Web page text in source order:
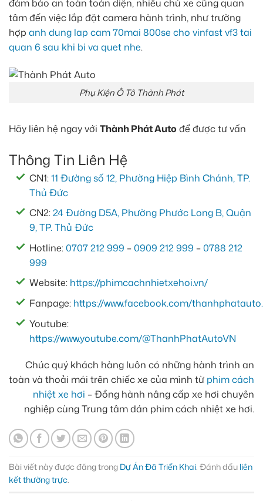
đảm bảo an toàn toàn diện, nhiều chủ xe cũng quan
tâm đến việc lắp đặt camera hành trình, như trường
hợp anh dung lap cam 70mai 800se cho vinfast vf3 tai
quan 6 sau khi bi va quet nhe.
Phụ Kiện Ô Tô Thành Phát
Hãy liên hệ ngay với Thành Phát Auto để được tư vấn
Thông Tin Liên Hệ
CN1:11 Đường số 12, Phường Hiệp Bình Chánh, TP.
Thủ Đức
CN2:24 Đường D5A, Phường Phước Long B, Quận
9, TP. Thủ Đức
Hotline:0707 212 999 –0909 212 999 –0788 212
999
Website: https://phimcachnhietxehoi.vn/
Fanpage: https://www.facebook.com/
Youtube:
https://www.youtube.com/@ThanhPhatAutoVN
Chúc quý khách hàng luôn có những hành trình an
toàn và thoải mái trên chiếc xe của mình từ phim cách
nhiệt xe hơi – Đồng hành nâng cấp xe hơi chuyên
nghiệp cùng Trung tâm dán phim cách nhiệt xe hơi.
Bài viết này được đăng trong Dự Án Đã Triển Khai. Đánh dấu liên
kết thường trực.